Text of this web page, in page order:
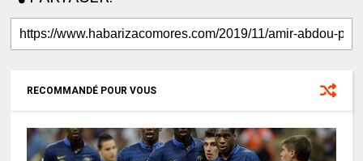
RECOMMANDÉ POUR VOUS